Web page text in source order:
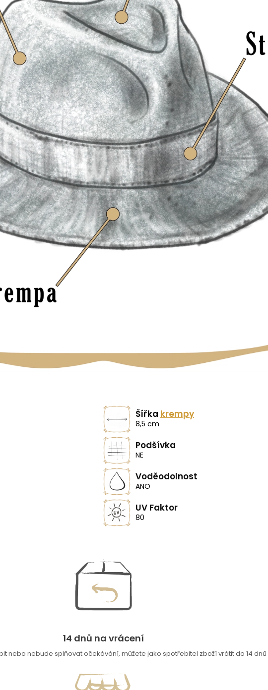
Šířka krempy
8,5 cm
Podšívka
NE
Voděodolnost
ANO
UV Faktor
80
14 dnů na vrácení
nebo nebude splňovat očekávání, můžete jako spotřebitel zboží vrátit do 14